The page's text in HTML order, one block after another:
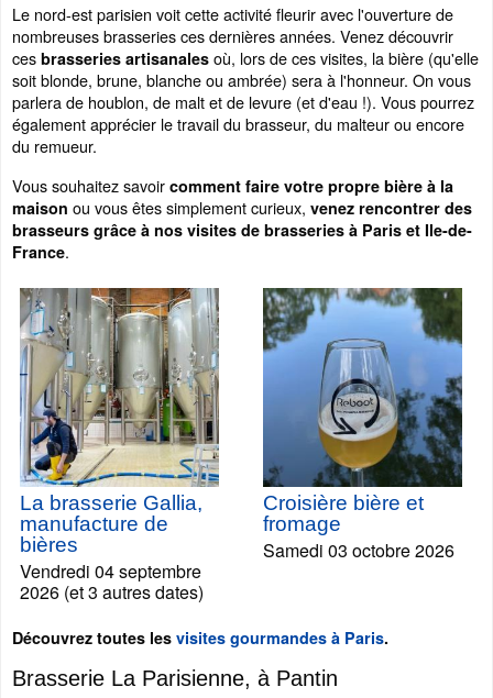
Le nord-est parisien voit cette activité fleurir avec l'ouverture de
nombreuses brasseries ces dernières années. Venez découvrir
ces brasseries artisanales où, lors de ces visites, la bière (qu'elle
soit blonde, brune, blanche ou ambrée) sera à l'honneur. On vous
parlera de houblon, de malt et de levure (et d'eau !). Vous pourrez
également apprécier le travail du brasseur, du malteur ou encore
du remueur.
Vous souhaitez savoir comment faire votre propre bière à la
maison ou vous êtes simplement curieux, venez rencontrer des
brasseurs grâce à nos visites de brasseries à Paris et Ile-de-
France.
La brasserie Gallia,
manufacture de
bières
Vendredi 04 septembre
2026 (et 3 autres dates)
Croisière bière et
fromage
Samedi 03 octobre 2026
Découvrez toutes les visites gourmandes à Paris.
Brasserie La Parisienne, à Pantin